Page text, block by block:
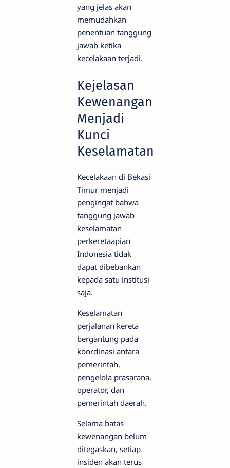
yang jelas akan
memudahkan
penentuan tanggung
jawab ketika
kecelakaan terjadi.
Kejelasan
Kewenangan
Menjadi
Kunci
Keselamatan
Kecelakaan di Bekasi
Timur menjadi
pengingat bahwa
tanggung jawab
keselamatan
perkeretaapian
Indonesia tidak
dapat dibebankan
kepada satu institusi
saja.
Keselamatan
perjalanan kereta
bergantung pada
koordinasi antara
pemerintah,
pengelola prasarana,
operator, dan
pemerintah daerah.
Selama batas
kewenangan belum
ditegaskan, setiap
insiden akan terus